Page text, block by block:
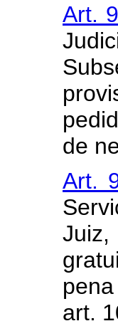
Art.
de
Art.
art.